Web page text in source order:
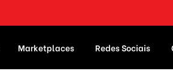
Marketplaces Redes Sociais